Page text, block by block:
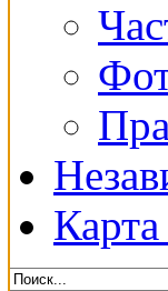
Карта